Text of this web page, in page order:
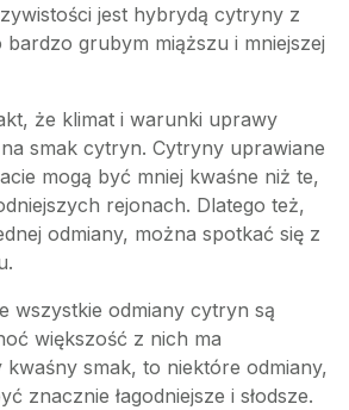
jest hybrydą cytryny z
grubym miąższu i mniejszej
że klimat i warunki uprawy
smak cytryn. Cytryny uprawiane
mogą być mniej kwaśne niż te,
rejonach. Dlatego też,
odmiany, można spotkać się z
wszystkie odmiany cytryn są
większość z nich ma
smak, to niektóre odmiany,
znacznie łagodniejsze i słodsze.